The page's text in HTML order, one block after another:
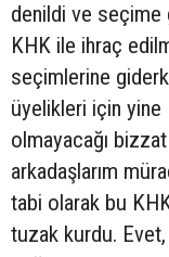
denildi ve seçime
KHK ile ihraç
seçimlerine
üyelikleri için yine
olmayacağı
arkadaşlarım
tabi olarak bu
tuzak kurdu.